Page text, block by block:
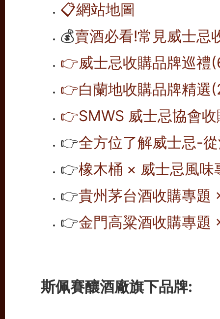
📋網站地圖
💰賣酒必看!常見威士忌
👉威士忌收購品牌巡禮
👉白蘭地收購品牌精選
👉SMWS 威士忌協會
👉全方位了解威士忌-
👉橡木桶 × 威士忌風味
👉貴州茅台酒收購專題
👉金門高粱酒收購專題
斯佩賽釀酒廠旗下品牌: